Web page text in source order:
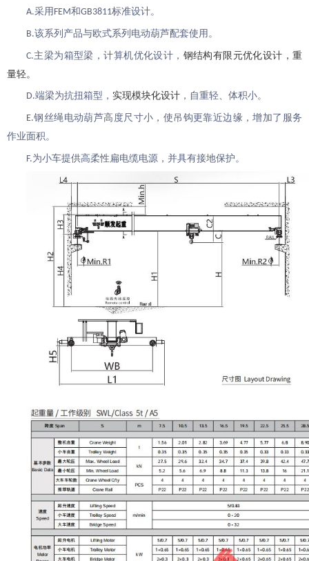
A.采用 FEM和GB3811标准设计。
B.该系列产品与欧式系列电动葫芦配套使用 。
C.主梁为箱型梁 ，计算机优化设计 ， 钢结构有限元优化设计，重
量轻。
D.端梁为抗扭箱型 ， 实现模块化设计 ，自重轻、体积小。
E.钢丝绳电动葫芦高度尺寸小，使吊钩更靠近边缘，增加了服务
作业面积。
F.为小车提供高柔性扁电缆电源，并具有接地保护。